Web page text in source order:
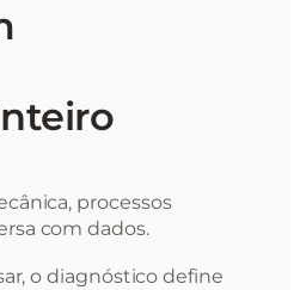
processos
com dados.
o diagnóstico define